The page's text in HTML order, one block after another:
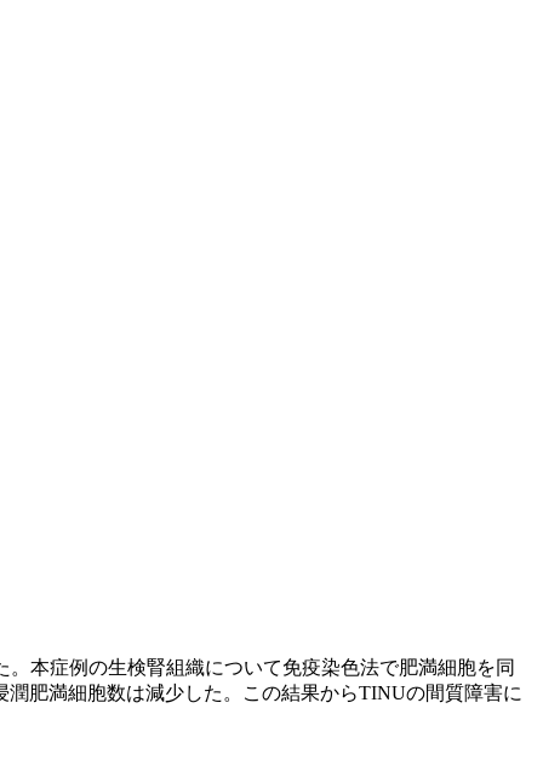
本症例の生検腎組織について免疫染色法で肥満細胞を同
肥満細胞数は減少した。この結果からTINUの間質障害に